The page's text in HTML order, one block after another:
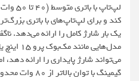
لپ‌تاپ
یک بار شارژ کامل را ارائه می‌دهد.
مدل‌هایی
می‌تواند شارژ پایداری را ارائه
گیمینگ با توان بالاتر از ۸۰ وات محدودیت داشته باشد.